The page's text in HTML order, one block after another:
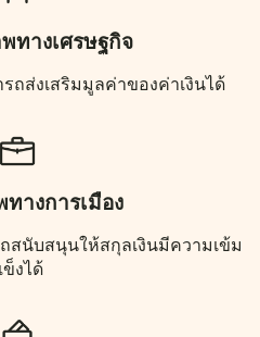
ทางเศรษฐกิจ
ถส่งเสริมมูลค่าของค่าเงินได้
ทางการเมือง
สนับสนุนให้สกุลเงินมีความเข้ม
ข็งได้